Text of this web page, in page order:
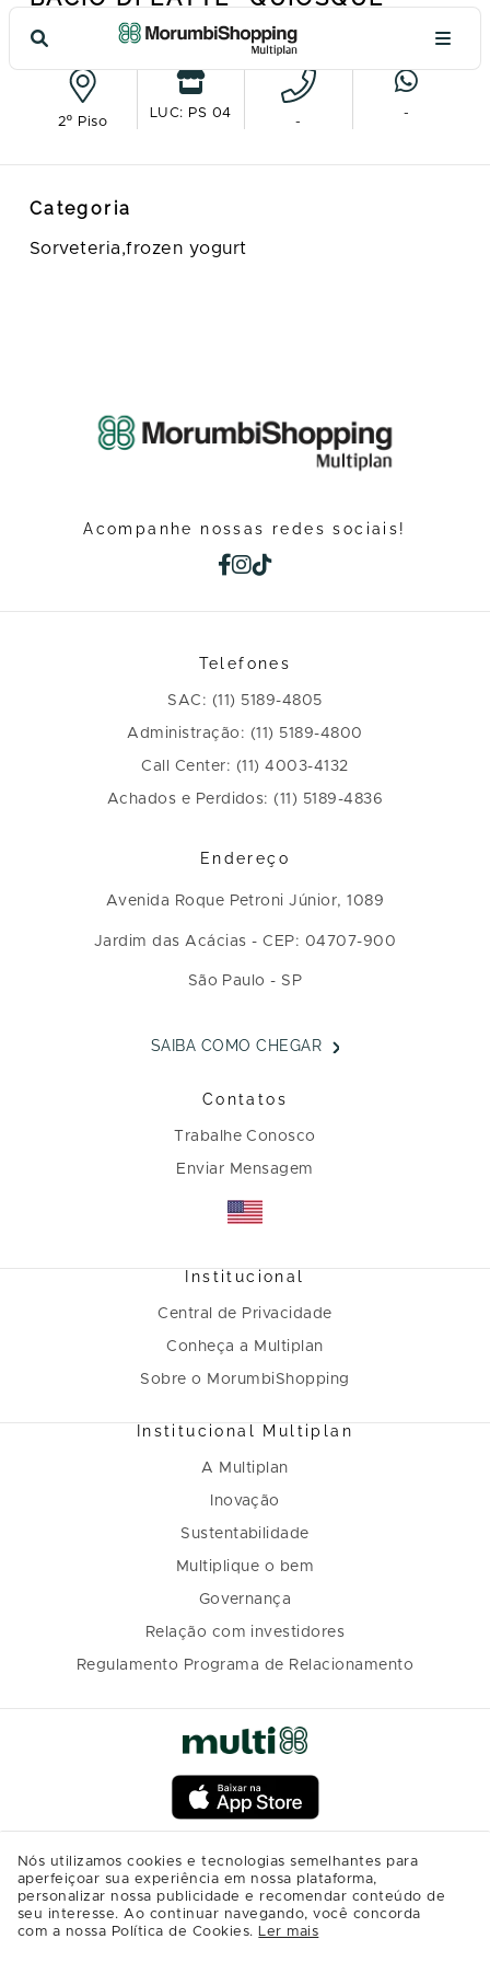
Ver no mapa
2º Piso
LUC: PS 04
-
-
Categoria
Sorveteria,frozen yogurt
Acompanhe nossas redes sociais!
Telefones
SAC: (11) 5189-4805
Administração: (11) 5189-4800
Call Center: (11) 4003-4132
Achados e Perdidos: (11) 5189-4836
Endereço
Avenida Roque Petroni Júnior, 1089
Jardim das Acácias - CEP: 04707-900
São Paulo - SP
SAIBA COMO CHEGAR
Contatos
Trabalhe Conosco
Enviar Mensagem
Institucional
Central de Privacidade
Conheça a Multiplan
Sobre o MorumbiShopping
Institucional Multiplan
A Multiplan
Inovação
Sustentabilidade
Multiplique o bem
Governança
Relação com investidores
Regulamento Programa de Relacionamento
Nós utilizamos cookies e tecnologias semelhantes para
aperfeiçoar sua experiência em nossa plataforma,
personalizar nossa publicidade e recomendar conteúdo de
seu interesse. Ao continuar navegando, você concorda
com a nossa Política de Cookies. Ler mais